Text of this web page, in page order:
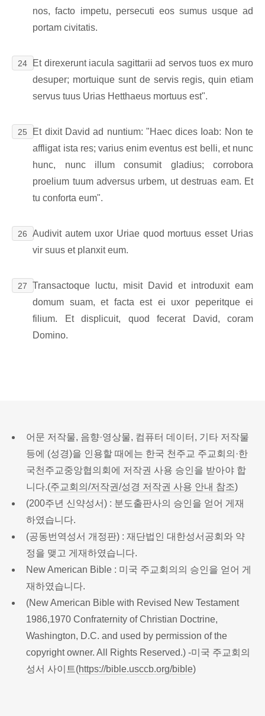
nos, facto impetu, persecuti eos sumus usque ad
portam civitatis.
24
Et direxerunt iacula sagittarii ad servos tuos ex muro
desuper; mortuique sunt de servis regis, quin etiam
servus tuus Urias Hetthaeus mortuus est".
25
Et dixit David ad nuntium: "Haec dices Ioab: Non te
affligat ista res; varius enim eventus est belli, et nunc
hunc, nunc illum consumit gladius; corrobora
proelium tuum adversus urbem, ut destruas eam. Et
tu conforta eum".
26
Audivit autem uxor Uriae quod mortuus esset Urias
vir suus et planxit eum.
27
Transactoque luctu, misit David et introduxit eam
domum suam, et facta est ei uxor peperitque ei
filium. Et displicuit, quod fecerat David, coram
Domino.
어문 저작물, 음향·영상물, 컴퓨터 데이터, 기타 저작물
등에 (성경)을 인용할 때에는 한국 천주교 주교회의·한
국천주교중앙협의회에 저작권 사용 승인을 받아야 합
니다.(주교회의/저작권/성경 저작권 사용 안내 참조)
(200주년 신약성서) : 분도출판사의 승인을 얻어 게재
하였습니다.
(공동번역성서 개정판) : 재단법인 대한성서공회와 약
정을 맺고 게재하였습니다.
New American Bible : 미국 주교회의의 승인을 얻어 게
재하였습니다.
(New American Bible with Revised New Testament
1986,1970 Confraternity of Christian Doctrine,
Washington, D.C. and used by permission of the
copyright owner. All Rights Reserved.) -미국 주교회의
성서 사이트(https://bible.usccb.org/bible)